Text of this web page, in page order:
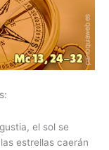
el sol se
estrellas caerán